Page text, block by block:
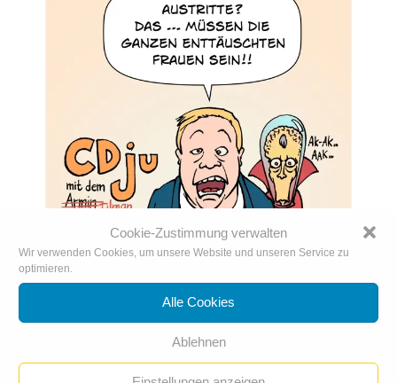
Cookie-Zustimmung verwalten
Wir verwenden Cookies, um unsere Website und unseren Service zu
optimieren.
Alle Cookies
Ablehnen